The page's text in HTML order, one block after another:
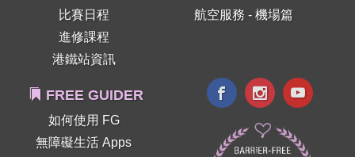
比賽日程
進修課程
港鐵站資訊
航空服務 - 機場篇
FREE GUIDER
如何使用 FG
無障礙生活 Apps